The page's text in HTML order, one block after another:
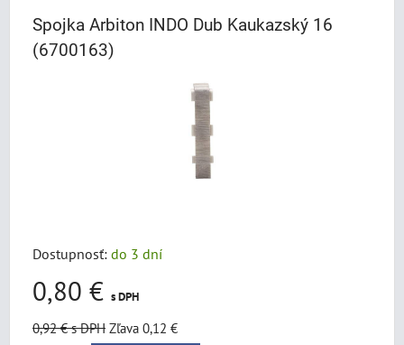
Spojka Arbiton INDO Dub Kaukazský 16
(6700163)
Dostupnosť: do 3 dní
0,80 € s DPH
0,92 €s DPH Zľava 0,12 €